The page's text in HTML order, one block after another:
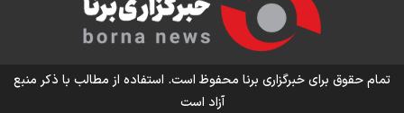
تمام حقوق برای خبرگزاری برنا محفوظ است. استفاده از مطالب با ذکر منبع
آزاد است